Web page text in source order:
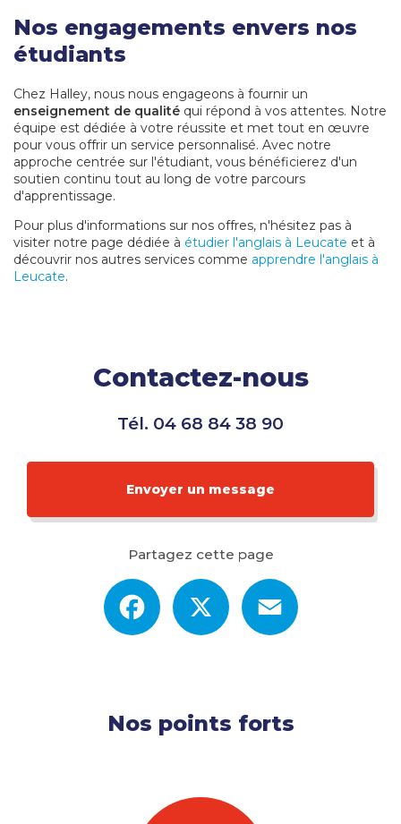
Nos engagements envers nos
étudiants
Chez Halley, nous nous engageons à fournir un
enseignement de qualité qui répond à vos attentes. Notre
équipe est dédiée à votre réussite et met tout en œuvre
pour vous offrir un service personnalisé. Avec notre
approche centrée sur l'étudiant, vous bénéficierez d'un
soutien continu tout au long de votre parcours
d'apprentissage.
Pour plus d'informations sur nos offres, n'hésitez pas à
visiter notre page dédiée à étudier l'anglais à Leucate et à
découvrir nos autres services comme apprendre l'anglais à
Leucate.
Contactez-nous
Tél. 04 68 84 38 90
Envoyer un message
Partagez cette page
Facebook
Nos points forts